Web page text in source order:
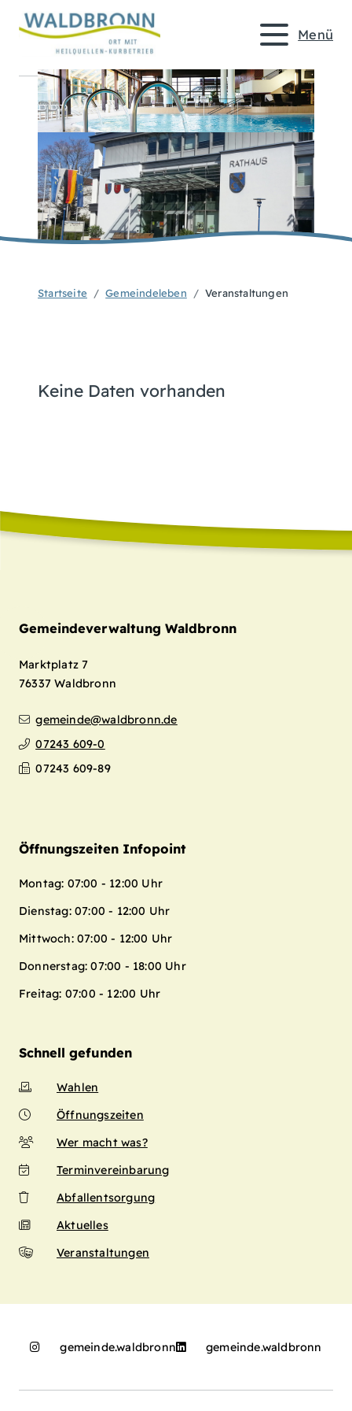
Menü
Startseite Gemeindeleben Veranstaltungen
Keine Daten vorhanden
Gemeindeverwaltung Waldbronn
Marktplatz 7
76337 Waldbronn
gemeinde@waldbronn.de
07243 609-0
07243 609-89
Öffnungszeiten Infopoint
Montag: 07:00 - 12:00 Uhr
Dienstag: 07:00 - 12:00 Uhr
Mittwoch: 07:00 - 12:00 Uhr
Donnerstag: 07:00 - 18:00 Uhr
Freitag: 07:00 - 12:00 Uhr
Schnell gefunden
Wahlen
Öffnungszeiten
Wer macht was?
Terminvereinbarung
Abfallentsorgung
Aktuelles
Veranstaltungen
gemeinde.waldbronn gemeinde.waldbronn